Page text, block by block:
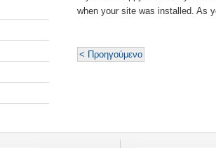
when your site was installed. As
< Προηγούμενο